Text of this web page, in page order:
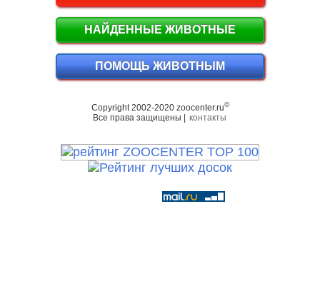
НАЙДЕННЫЕ ЖИВОТНЫЕ
ПОМОЩЬ ЖИВОТНЫМ
Copyright 2002-2020 zoocenter.ru©
Все права защищены | контакты